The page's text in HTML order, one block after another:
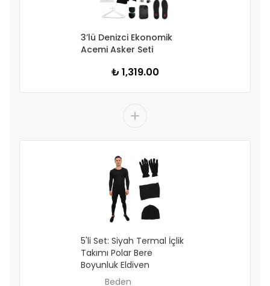
3’lü Denizci Ekonomik
Acemi Asker Seti
₺ 1,319.00
5'li Set: Siyah Termal İçlik
Takımı Polar Bere
Boyunluk Eldiven
Beden